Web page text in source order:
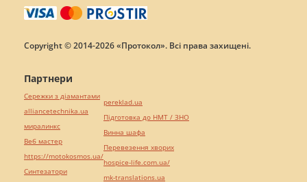
Copyright © 2014-2026 «Протокол». Всі права захищені.
Партнери
Сережки з діамантами
alliancetechnika.ua
миралинкс
Веб мастер
https://motokosmos.ua/
Синтезатори
pereklad.ua
Підготовка до НМТ / ЗНО
Винна шафа
Перевезення хворих
hospice-life.com.ua/
mk-translations.ua